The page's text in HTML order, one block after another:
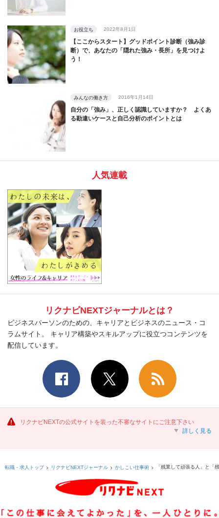
お役立ち 2022年8月1日
【ここからスタート】グッドポイント診断（強み診
断）で、あなたの「隠れた強み・長所」を見つけよ
う！
みんなの働き方 2016年1月14日
自分の「強み」、正しく認識していますか？ よくあ
る勘違いケースと自己分析のポイントとは
人気連載
リクナビNEXTジャーナルとは？
ビジネスパーソンのための、キャリアとビジネスのニュース・コ
ラムサイト。 キャリア構築やスキルアップに役立つコンテンツを
配信しています。
リクナビNEXTの公式サイトを装った不審なサイトにご注意下さい
詳しく見る
転職・求人トップ リクナビNEXTジャーナル かしこい仕事術 「残業して頑張る人」と「